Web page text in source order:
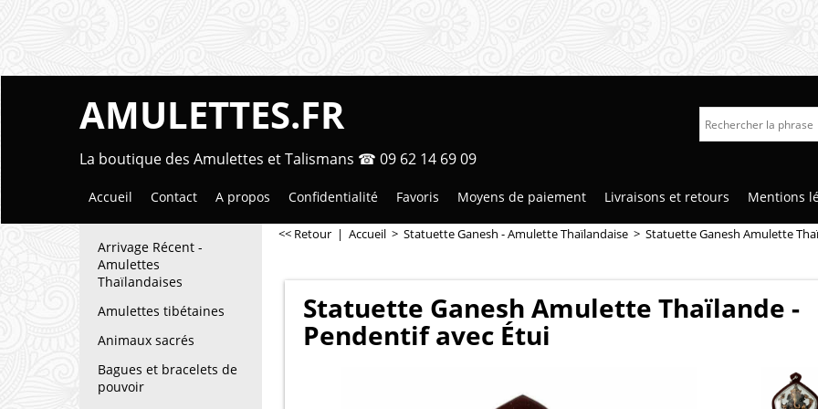
AMULETTES.FR
La boutique des Amulettes et Talismans ☎ 09 62 14 69 09
Accueil Contact A propos Confidentialité Favoris Moyens de paiement Livraisons et retours Mentions
Arrivage Récent -
Amulettes
Thaïlandaises
Amulettes tibétaines
Animaux sacrés
Bagues et bracelets de
pouvoir
<< Retour | Accueil > Statuette Ganesh - Amulette Thaïlandaise > Statuette Ganesh Amulette
Statuette Ganesh Amulette Thaïlande -
Pendentif avec Étui